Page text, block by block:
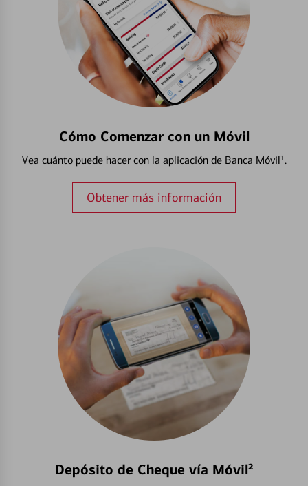
Cómo Comenzar con un Móvil
Vea cuánto puede hacer con la aplicación de Banca Móvil¹.
Obtener más información
Depósito de Cheque vía Móvil²